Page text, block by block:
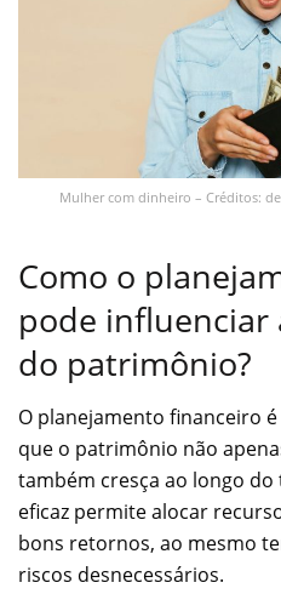
Mulher com dinheiro – Créditos:
Como o
pode influenciar
do patrimônio?
O planejamento financeiro
que o patrimônio não
também cresça ao longo
eficaz permite alocar
bons retornos, ao mesmo
riscos desnecessários.